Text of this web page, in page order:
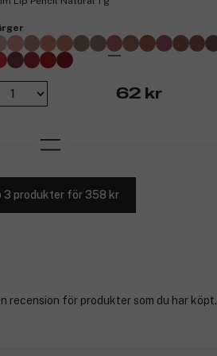
62 kr
3 produkter för 358 kr
recension för produkter som du har köpt.